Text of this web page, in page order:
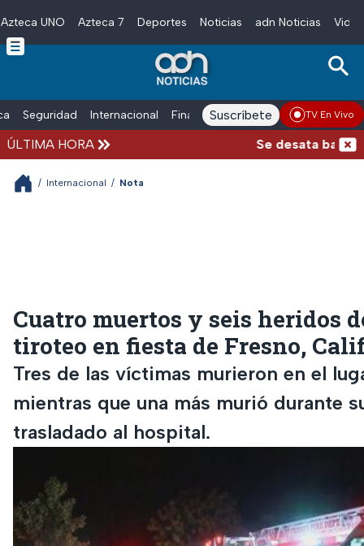
Skip to main content
Azteca UNO Azteca 7 Deportes Noticias adn Noticias
Seguridad Internacional Finanzas adn Noticias Radio
Suscríbete TV En Vivo
ÚLTIMA HORA Se desata
/ Internacional / Nota
Cuatro muertos y seis heridos
tiroteo en fiesta de Fresno,
Tres de las víctimas murieron en el
mientras que una más murió durante
trasladado al hospital.